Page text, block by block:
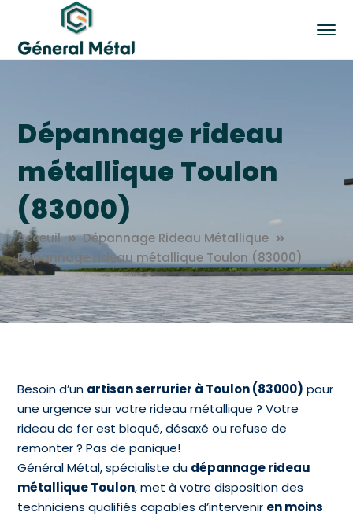
Dépannage rideau
métallique Toulon
(83000)
Acceuil
Dépannage Rideau Métallique
Dépannage rideau métallique Toulon (83000)
Besoin d’un artisan serrurier à Toulon (83000) pour
une urgence sur votre rideau métallique ? Votre
rideau de fer est bloqué, désaxé ou refuse de
remonter ? Pas de panique!
Général Métal, spécialiste du dépannage rideau
métallique Toulon, met à votre disposition des
techniciens qualifiés capables d’intervenir en moins